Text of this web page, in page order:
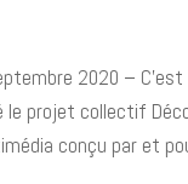
2020 –
le projet collectif
conçu par et